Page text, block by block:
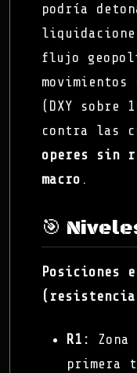
podría
flujo
(DXY sobre
contra las
operes sin
macro .
🎯
Posiciones
R1:
primera